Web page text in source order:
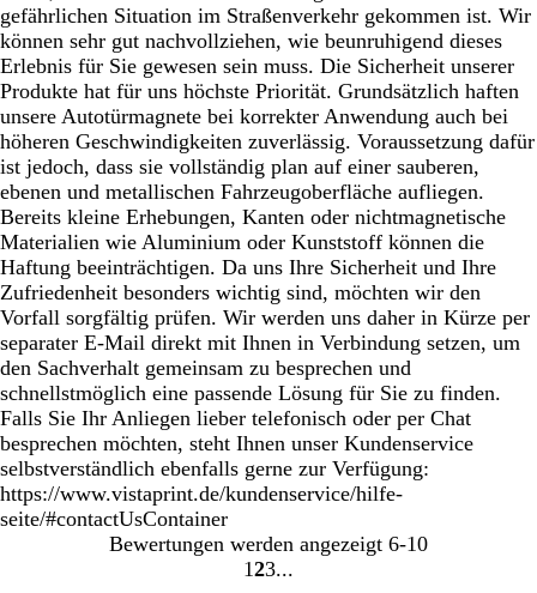
gefährlichen Situation im Straßenverkehr gekommen ist. Wir
können sehr gut nachvollziehen, wie beunruhigend dieses
Erlebnis für Sie gewesen sein muss. Die Sicherheit unserer
Produkte hat für uns höchste Priorität. Grundsätzlich haften
unsere Autotürmagnete bei korrekter Anwendung auch bei
höheren Geschwindigkeiten zuverlässig. Voraussetzung dafür
ist jedoch, dass sie vollständig plan auf einer sauberen,
ebenen und metallischen Fahrzeugoberfläche aufliegen.
Bereits kleine Erhebungen, Kanten oder nichtmagnetische
Materialien wie Aluminium oder Kunststoff können die
Haftung beeinträchtigen. Da uns Ihre Sicherheit und Ihre
Zufriedenheit besonders wichtig sind, möchten wir den
Vorfall sorgfältig prüfen. Wir werden uns daher in Kürze per
separater E-Mail direkt mit Ihnen in Verbindung setzen, um
den Sachverhalt gemeinsam zu besprechen und
schnellstmöglich eine passende Lösung für Sie zu finden.
Falls Sie Ihr Anliegen lieber telefonisch oder per Chat
besprechen möchten, steht Ihnen unser Kundenservice
selbstverständlich ebenfalls gerne zur Verfügung:
https://www.vistaprint.de/kundenservice/hilfe-
seite/#contactUsContainer
Bewertungen werden angezeigt 6-10
Gehe
1 Gehe
2Gehe
3